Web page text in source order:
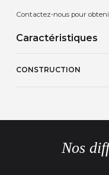
Contactez-nous pour
Caractéristiques
CONSTRUCTION
Nos